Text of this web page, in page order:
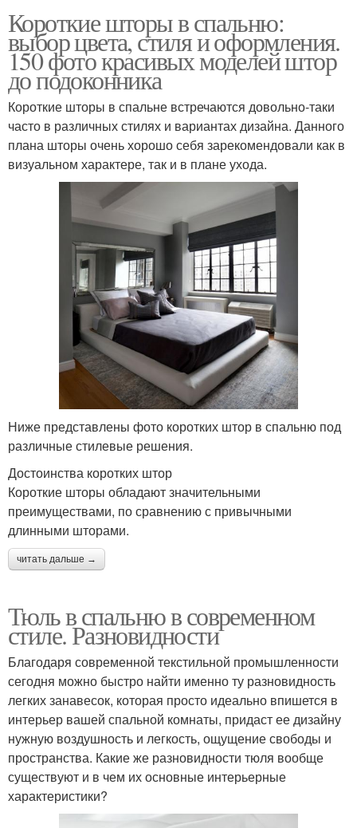
Короткие шторы в спальню:
выбор цвета, стиля и оформления.
150 фото красивых моделей штор
до подоконника
Короткие шторы в спальне встречаются довольно-таки
часто в различных стилях и вариантах дизайна. Данного
плана шторы очень хорошо себя зарекомендовали как в
визуальном характере, так и в плане ухода.
Ниже представлены фото коротких штор в спальню под
различные стилевые решения.
Достоинства коротких штор
Короткие шторы обладают значительными
преимуществами, по сравнению с привычными
длинными шторами.
читать дальше →
Тюль в спальню в современном
стиле. Разновидности
Благодаря современной текстильной промышленности
сегодня можно быстро найти именно ту разновидность
легких занавесок, которая просто идеально впишется в
интерьер вашей спальной комнаты, придаст ее дизайну
нужную воздушность и легкость, ощущение свободы и
пространства. Какие же разновидности тюля вообще
существуют и в чем их основные интерьерные
характеристики?